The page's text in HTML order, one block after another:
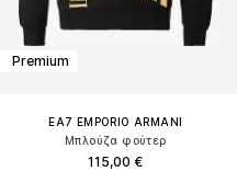
Premium
EA7 EMPORIO ARMANI
Μπλούζα φούτερ
115,00 €